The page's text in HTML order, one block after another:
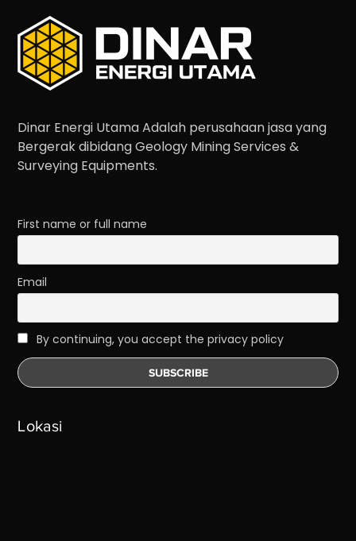
Dinar Energi Utama Adalah perusahaan jasa yang
Bergerak dibidang Geology Mining Services &
Surveying Equipments.
First name or full name
Email
By continuing, you accept the privacy policy
Lokasi